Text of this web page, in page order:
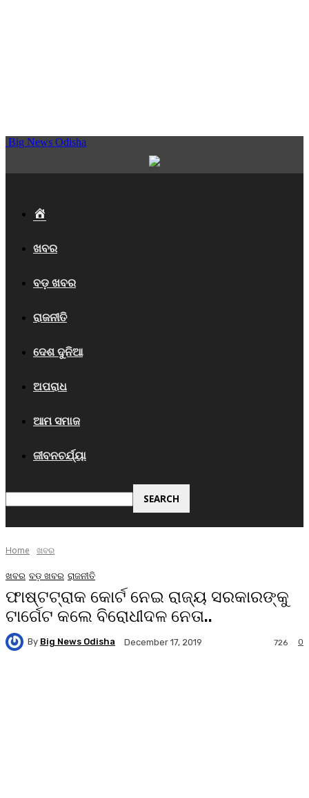
Big News Odisha
ଖବର
ବଡ଼ ଖବର
ରାଜନୀତି
ଦେଶ ଦୁନିଆ
ଅପରାଧ
ଆମ ସମାଜ
ଜୀବନଚର୍ଯ୍ୟା
Home ଖବର
ଖବର ବଡ଼ ଖବର ରାଜନୀତି
ଫାଷ୍ଟଟ୍ରାକ କୋର୍ଟ ନେଇ ରାଜ୍ୟ ସରକାରଙ୍କୁ
ଟାର୍ଗେଟ କଲେ ବିରୋଧୀଦଳ ନେତା..
By Big News Odisha December 17, 2019 0
726